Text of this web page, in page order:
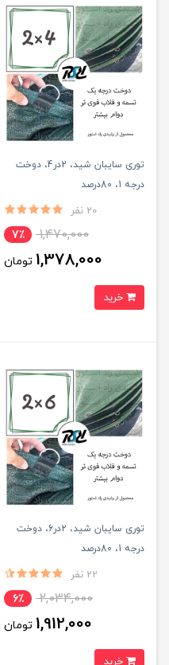
توری سایبان شید، 2در4، دوخت
درجه 1، 80درصد
20 نفر
1,470,000 7٪
1,378,000 تومان
توری سایبان شید، 2در6، دوخت
درجه 1، 80درصد
22 نفر
2,034,000 6٪
1,912,000 تومان